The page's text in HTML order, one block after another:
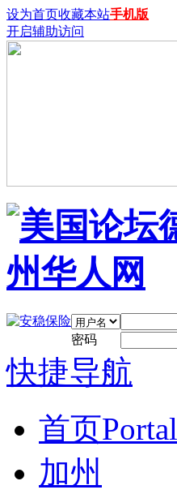
设为首页收藏本站手机版
开启辅助访问
密码
快捷导航
首页Portal
加州